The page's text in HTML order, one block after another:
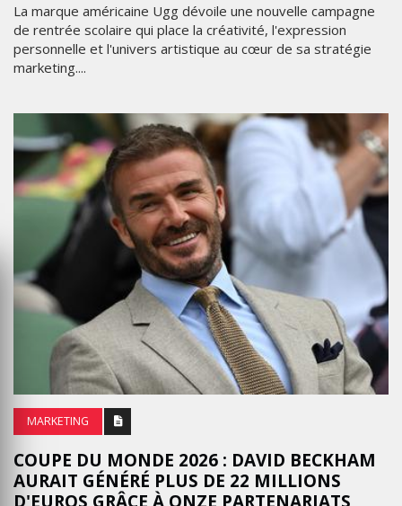
La marque américaine Ugg dévoile une nouvelle campagne
de rentrée scolaire qui place la créativité, l'expression
personnelle et l'univers artistique au cœur de sa stratégie
marketing....
MARKETING
COUPE DU MONDE 2026 : DAVID BECKHAM
AURAIT GÉNÉRÉ PLUS DE 22 MILLIONS